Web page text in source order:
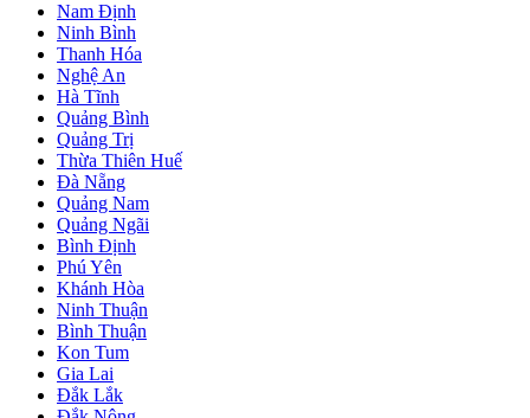
Nam Định
Ninh Bình
Thanh Hóa
Nghệ An
Hà Tĩnh
Quảng Bình
Quảng Trị
Thừa Thiên Huế
Đà Nẵng
Quảng Nam
Quảng Ngãi
Bình Định
Phú Yên
Khánh Hòa
Ninh Thuận
Bình Thuận
Kon Tum
Gia Lai
Đắk Lắk